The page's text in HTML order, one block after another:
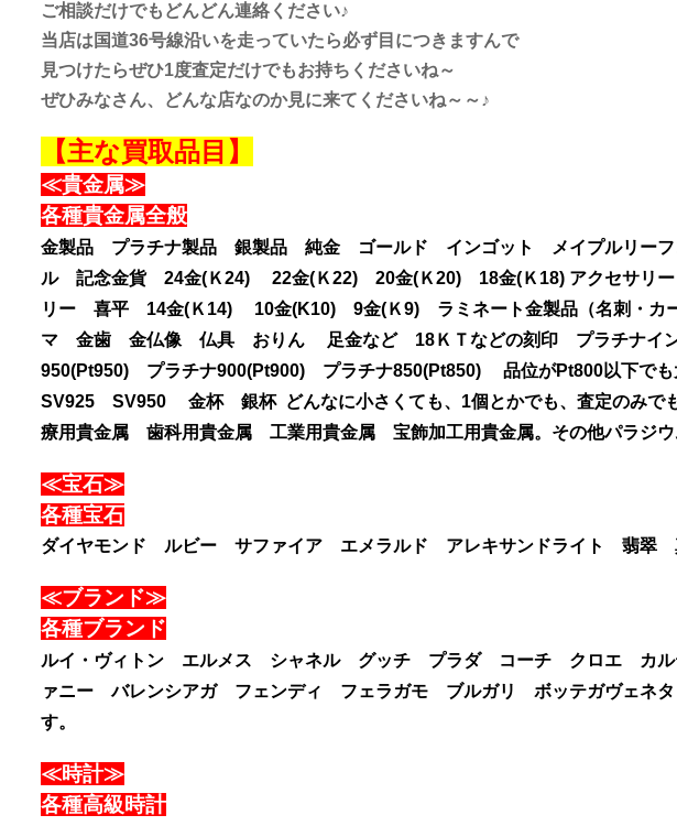
ご相談だけでもどんどん連絡ください♪
当店は国道36号線沿いを走っていたら必ず目につきますんで
見つけたらぜひ1度査定だけでもお持ちくださいね～
ぜひみなさん、どんな店なのか見に来てくださいね～～♪
【主な買取品目】
≪貴金属≫
各種貴金属全般
金製品 プラチナ製品 銀製品 純金 ゴールド インゴット メイプルリ
ル 記念金貨 24金(Ｋ24) 22金(Ｋ22) 20金(Ｋ20) 18金(Ｋ18) アクセサ
リー 喜平 14金(Ｋ14) 10金(K10) 9金(Ｋ9) ラミネート金製品（名刺・カ
マ 金歯 金仏像 仏具 おりん 足金など 18ＫＴなどの刻印 プラチナイ
950(Pt950) プラチナ900(Pt900) プラチナ850(Pt850) 品位がPt800以下
SV925 SV950 金杯 銀杯 どんなに小さくても、1個とかでも、査定のみでも
療用貴金属 歯科用貴金属 工業用貴金属 宝飾加工用貴金属。その他パラジウ
≪宝石≫
各種宝石
ダイヤモンド ルビー サファイア エメラルド アレキサンドライト 翡翠
≪ブランド≫
各種ブランド
ルイ・ヴィトン エルメス シャネル グッチ プラダ コーチ クロエ カ
ァニー バレンシアガ フェンディ フェラガモ ブルガリ ボッテガヴェネ
す。
≪時計≫
各種高級時計